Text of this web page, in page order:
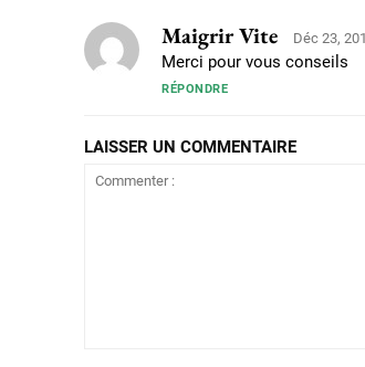
Maigrir Vite Déc 23,
Merci pour vous conseils
RÉPONDRE
LAISSER UN COMMENTAIRE